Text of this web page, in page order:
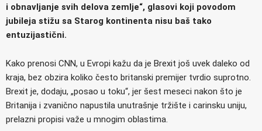
i obnavljanje svih delova zemlje“, glasovi koji povodom
jubileja stižu sa Starog kontinenta nisu baš tako
entuzijastični.
Kako prenosi CNN, u Evropi kažu da je Brexit još uvek daleko od
kraja, bez obzira koliko često britanski premijer tvrdio suprotno.
Brexit je, dodaju, „posao u toku“, jer šest meseci nakon što je
Britanija i zvanično napustila unutrašnje tržište i carinsku uniju,
prelazni propisi važe u mnogim oblastima.